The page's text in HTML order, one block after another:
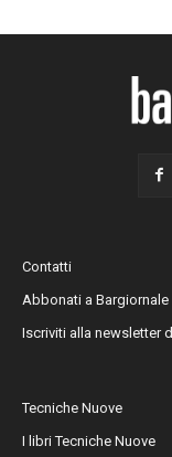
Contatti
Abbonati a Bargiornale
Iscriviti alla newsletter
Tecniche Nuove
I libri Tecniche Nuove